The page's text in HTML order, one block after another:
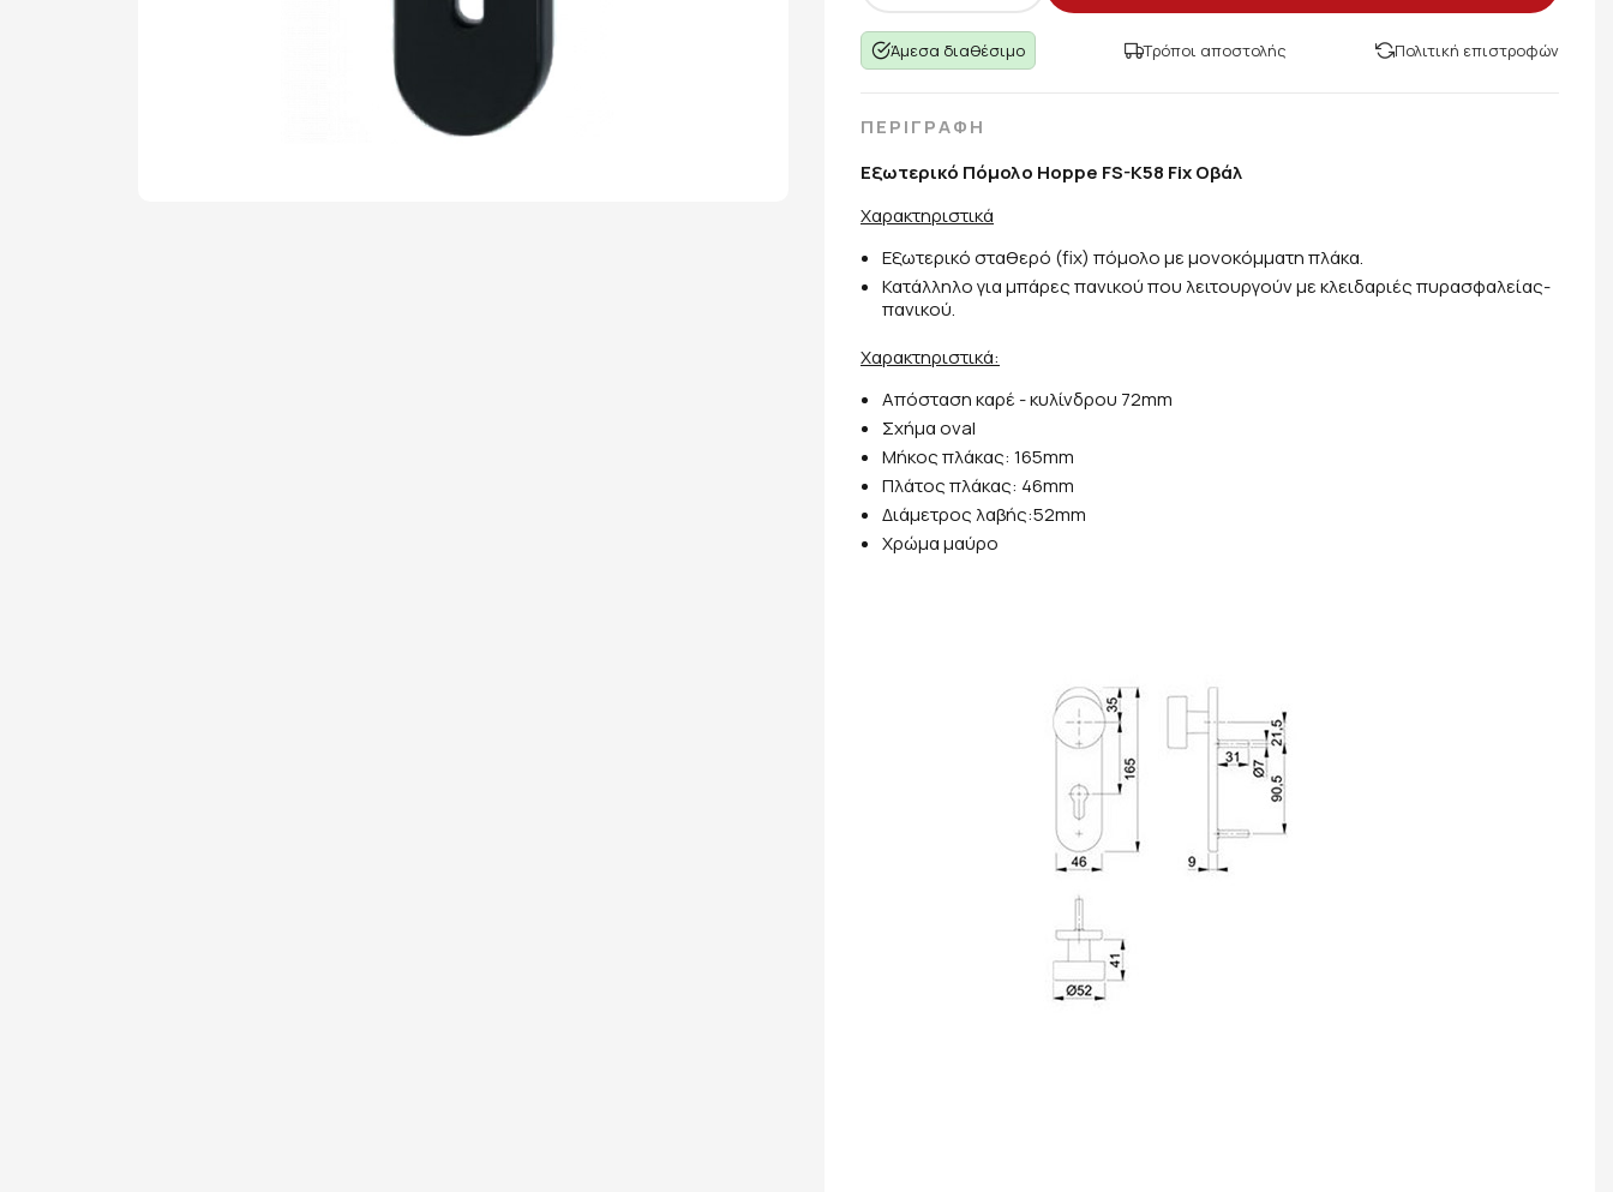
Άμεσα διαθέσιμο Τρόποι αποστολής Πολιτική επιστροφών
ΠΕΡΙΓΡΑΦΗ
Εξωτερικό Πόμολο Hoppe FS-K58 Fix Οβάλ
Χαρακτηριστικά
Εξωτερικό σταθερό (fix) πόμολο με μονοκόμματη πλάκα.
Κατάλληλο για μπάρες πανικού που λειτουργούν με κλειδαριές πυρασφαλείας-
πανικού.
Xαρακτηριστικά:
Απόσταση καρέ - κυλίνδρου 72mm
Σχήμα oval
Μήκος πλάκας: 165mm
Πλάτος πλάκας: 46mm
Διάμετρος λαβής:52mm
Χρώμα μαύρο